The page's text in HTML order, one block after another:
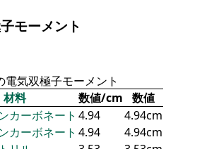
モーメント
電気双極子モーメント
材料 数値/cm
数値
カーボネート 4.94
4.94cm
カーボネート 4.94
4.94cm